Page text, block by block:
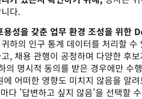
다.
성을 갖춘 업무 환경 조성을 위한
하의 인구 통계 데이터를 처리할
, 채용 관행이 공정하며 다양한 후
의 명시적 동의를 받은 경우에만 수
어떠한 영향도 미치지 않음을 알
다 '답변하고 싶지 않음'을 선택할